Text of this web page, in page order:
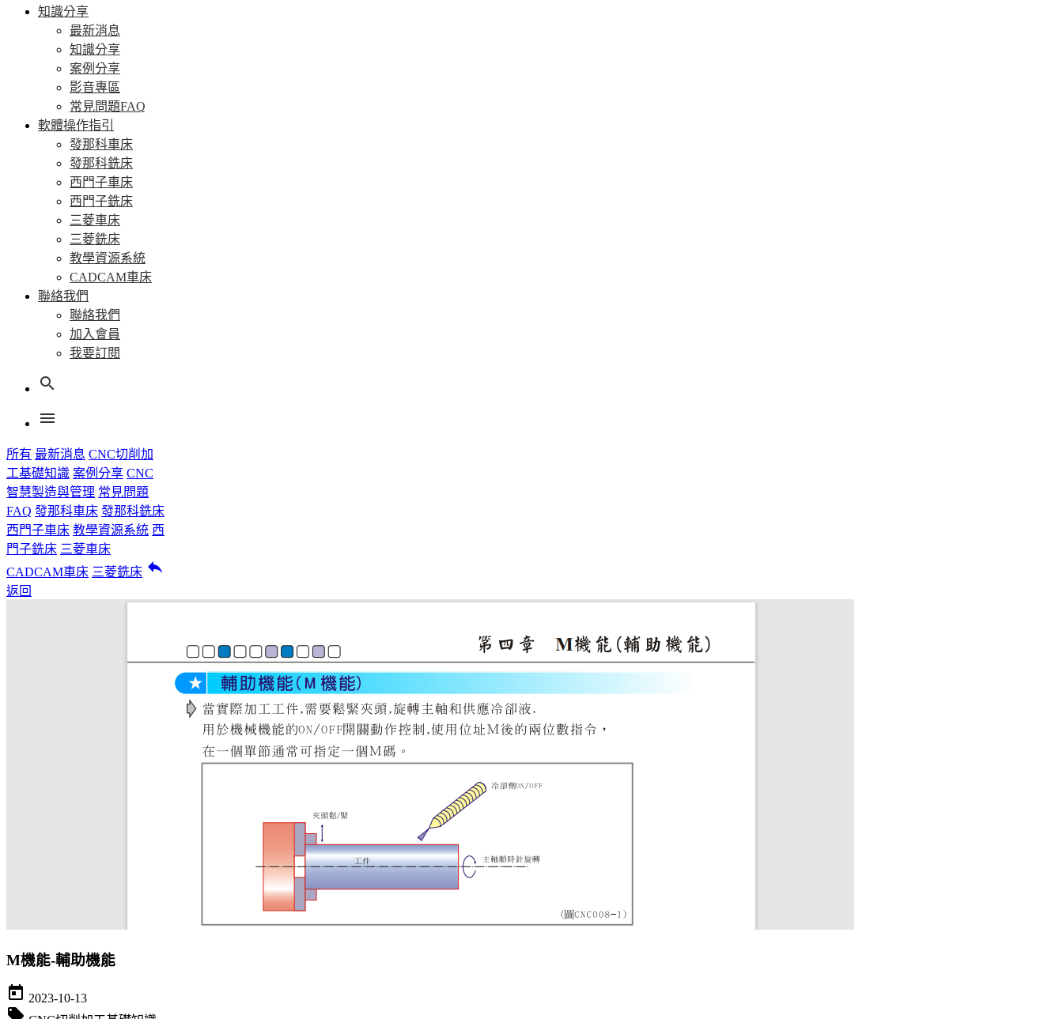
知識分享
最新消息
知識分享
案例分享
影音專區
常見問題FAQ
軟體操作指引
發那科車床
發那科銑床
西門子車床
西門子銑床
三菱車床
三菱銑床
教學資源系統
CADCAM車床
聯絡我們
聯絡我們
加入會員
我要訂閱
search
menu
所有 最新消息 CNC切削加
工基礎知識 案例分享 CNC
智慧製造與管理 常見問題
FAQ 發那科車床 發那科銑床
西門子車床 教學資源系統 西
門子銑床 三菱車床
CADCAM車床 三菱銑床 reply
返回
M機能-輔助機能
today 2023-10-13